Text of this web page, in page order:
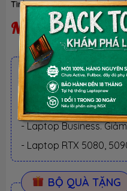
Tình trạng:Ngừng kinh
Ngừng kinh doanh
ƯU ĐÃI TỐT
BACK TO SCHOOL 2026.
- Laptop Business.
- Laptop RTX 5080,
BỘ QUÀ TẶNG